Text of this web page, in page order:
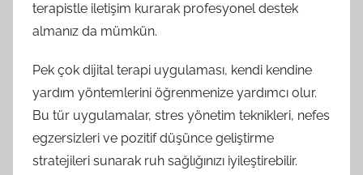
terapistle iletişim kurarak profesyonel destek
almanız da mümkün.
Pek çok dijital terapi uygulaması, kendi kendine
yardım yöntemlerini öğrenmenize yardımcı olur.
Bu tür uygulamalar, stres yönetim teknikleri, nefes
egzersizleri ve pozitif düşünce geliştirme
stratejileri sunarak ruh sağlığınızı iyileştirebilir.